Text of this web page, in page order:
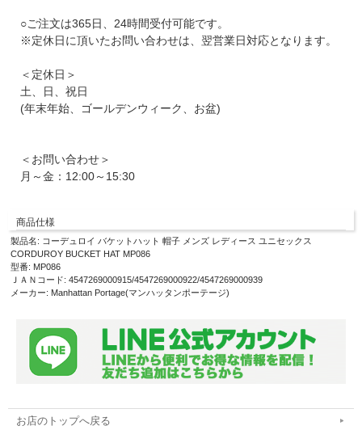
○ご注文は365日、24時間受付可能です。
※定休日に頂いたお問い合わせは、翌営業日対応となります。
＜定休日＞
土、日、祝日
(年末年始、ゴールデンウィーク、お盆)
＜お問い合わせ＞
月～金：12:00～15:30
商品仕様
製品名: コーデュロイ バケットハット 帽子 メンズ レディース ユニセックス
CORDUROY BUCKET HAT MP086
型番: MP086
ＪＡＮコード: 4547269000915/4547269000922/4547269000939
メーカー: Manhattan Portage(マンハッタンポーテージ)
お店のトップへ戻る